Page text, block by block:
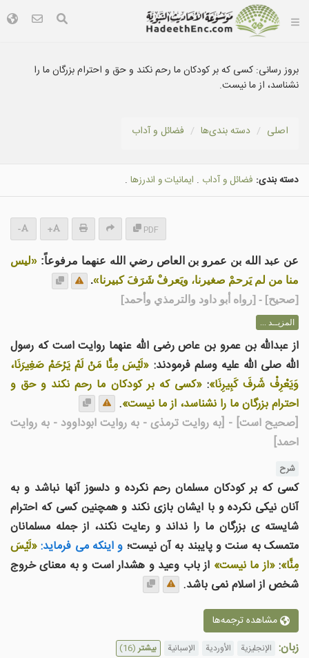
بروز رسانی: کسی که بر کودکان ما رحم نکند و حق و احترام بزرگان ما را
نشناسد، از ما نيست.
اصلی دسته بندى‌ها فضائل و آداب
دسته بندی: فضائل و آداب . ایمانیات و اندرزها .
PDF
+
-
عن عبد الله بن عمرو بن العاص رضي الله عنهما مرفوعاً: «ليس
منا من لم يَرحمْ صغيرنا، ويَعرفْ شَرَفَ كبيرنا».
[صحيح] - [رواه أبو داود والترمذي وأحمد]
المزيــد ...
از عبدالله بن عمرو بن عاص رضی الله عنهما روایت است که رسول
الله صلی الله علیه وسلم فرمودند: «لَيْسَ مِنَّا مَنْ لَمْ يَرْحَمْ صَغِيرَنَا،
وَيَعْرِفْ شَرفَ كَبِيرِنَا»:«کسی که بر کودکان ما رحم نکند و حق و
احترام بزرگان ما را نشناسد، از ما نيست».
[صحیح است] - [به روایت ترمذی - به روایت ابوداوود - به روایت
احمد]
شرح
کسی که بر کودکان مسلمان رحم نکرده و دلسوز آنها نباشد و به
آنان نیکی نکرده و با ایشان بازی نکند و همچنین کسی که احترام
شایسته ی بزرگان ما را نداند و رعایت نکند، از جمله مسلمانان
متمسک به سنت و پایبند به آن نیست؛ و اینکه می فرماید:«لَيْسَ
مِنَّا»:«از ما نیست» از باب وعید و هشدار است و به معنای خروج
شخص از اسلام نمی باشد.
مشاهده ترجمه‌ها
زبان: الإنجليزية الأوردية الإسبانية بیشتر(16)